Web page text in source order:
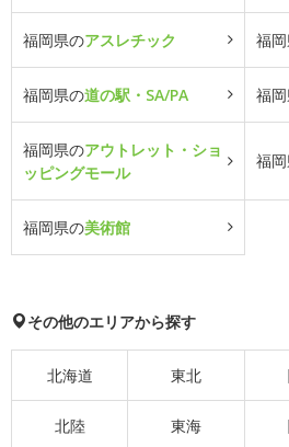
福岡県のアスレチック 福
福岡県の道の駅・SA/PA 福
福岡県のアウトレット・ショ
ッピングモール
福
福岡県の美術館
その他のエリアから探す
北海道 東北
北陸 東海